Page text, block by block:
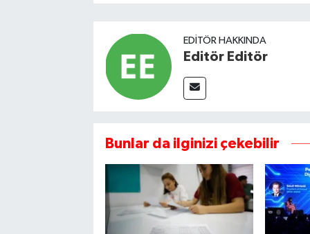
EDITÖR HAKKINDA
Editör Editör
Bunlar da ilginizi çekebilir